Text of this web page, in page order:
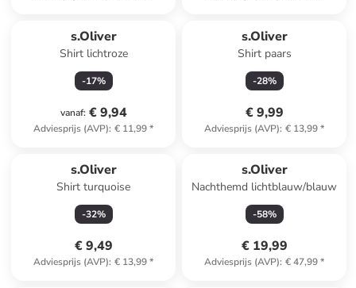
s.Oliver
Shirt lichtroze
-17%
vanaf: € 9,94
Adviesprijs (AVP): € 11,99*
s.Oliver
Shirt paars
-28%
€ 9,99
Adviesprijs (AVP): € 13,99*
s.Oliver
Shirt turquoise
-32%
€ 9,49
Adviesprijs (AVP): € 13,99*
s.Oliver
Nachthemd lichtblauw/blauw
-58%
€ 19,99
Adviesprijs (AVP): € 47,99*